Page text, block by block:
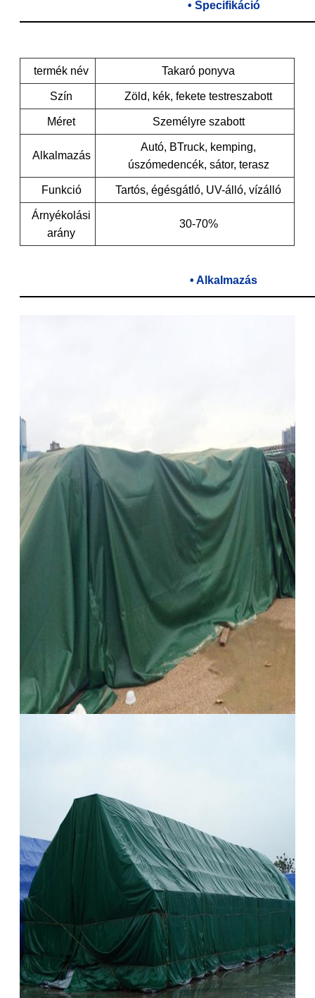
• Specifikáció
termék név Takaró ponyva
Szín Zöld, kék, fekete testreszabott
Méret Személyre szabott
Alkalmazás
Autó, BTruck, kemping,
úszómedencék, sátor, terasz
Funkció Tartós, égésgátló, UV-álló, vízálló
Árnyékolási
arány
30-70%
• Alkalmazás